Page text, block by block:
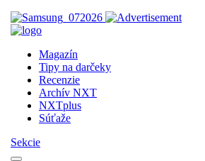
Magazín
Tipy na darčeky
Recenzie
Archív NXT
NXTplus
Súťaže
Sekcie